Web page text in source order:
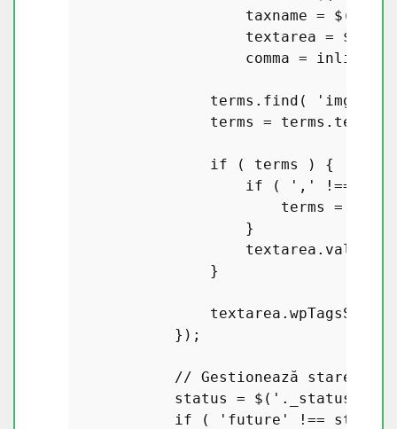
                    taxname = $(
                    textarea = $(
comma =
                terms.
find ( 'img'
                terms = terms.
text
if ( terms ) {
if ( ','
!==
terms =
                    }
                    textarea.
val
                }
                textarea.
            });
// Gestionează starea
            status = $(
'._status'
if ( 'future'
!==